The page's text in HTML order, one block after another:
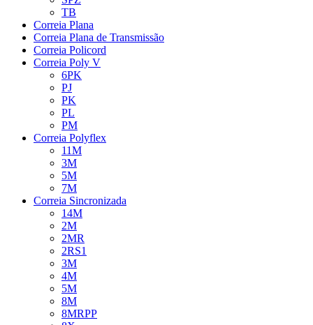
TB
Correia Plana
Correia Plana de Transmissão
Correia Policord
Correia Poly V
6PK
PJ
PK
PL
PM
Correia Polyflex
11M
3M
5M
7M
Correia Sincronizada
14M
2M
2MR
2RS1
3M
4M
5M
8M
8MRPP